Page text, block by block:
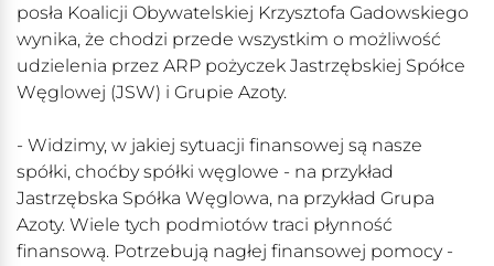
posła Koalicji Obywatelskiej Krzysztofa Gadowskiego
wynika, że chodzi przede wszystkim o możliwość
udzielenia przez ARP pożyczek Jastrzębskiej Spółce
Węglowej (JSW) i Grupie Azoty.
- Widzimy, w jakiej sytuacji finansowej są nasze
spółki, choćby spółki węglowe - na przykład
Jastrzębska Spółka Węglowa, na przykład Grupa
Azoty. Wiele tych podmiotów traci płynność
finansową. Potrzebują nagłej finansowej pomocy -